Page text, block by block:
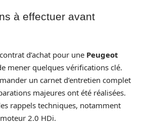
à effectuer avant
d’achat pour une Peugeot
mener quelques vérifications clé.
un carnet d’entretien complet
majeures ont été réalisées.
rappels techniques, notamment
2.0 HDi.